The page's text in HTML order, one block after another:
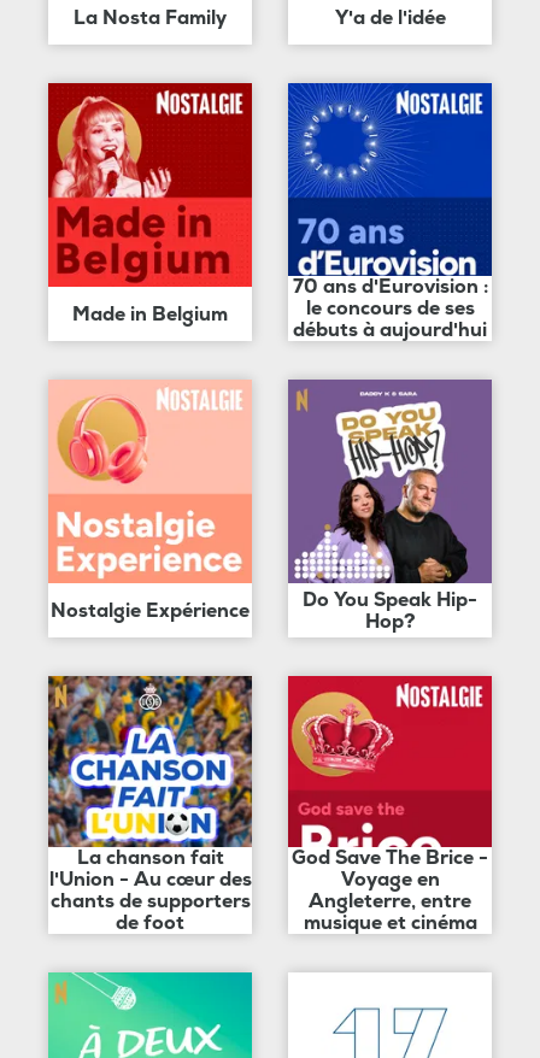
La Nosta Family Y'a de l'idée
Made in Belgium
70 ans d'Eurovision :
le concours de ses
débuts à aujourd'hui
Nostalgie Expérience
Do You Speak Hip-
Hop?
La chanson fait
l'Union - Au cœur des
chants de supporters
de foot
God Save The Brice -
Voyage en
Angleterre, entre
musique et cinéma